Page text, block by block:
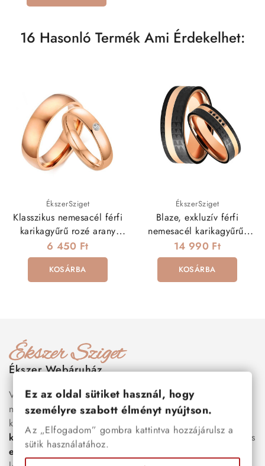
16 Hasonló Termék Ami Érdekelhet:
ÉkszerSziget
Klasszikus nemesacél férfi
karikagyűrű rozé arany
bevonattal
6 450 Ft
KOSÁRBA
ÉkszerSziget
Blaze, exkluzív férfi
nemesacél karikagyűrű,
rozé arany sávval
14 990 Ft
KOSÁRBA
Ékszer Webáruház
Válogass több száz prémium minőségű, stílusos és tartós
nemesacél ékszer és orvosi fém ékszer közül, amelyek
között megtalálhatók a legnépszerűbb darabok is:
karkötők, nőinyakláncok,karikagyűrűk,fülbevalók
és
esküvői kiegészítőkegyaránt. Webáruházunkban a
Ez az oldal sütiket használ, hogy
személyre szabott élményt nyújtson.
Az „Elfogadom” gombra kattintva hozzájárulsz a
sütik használatához.